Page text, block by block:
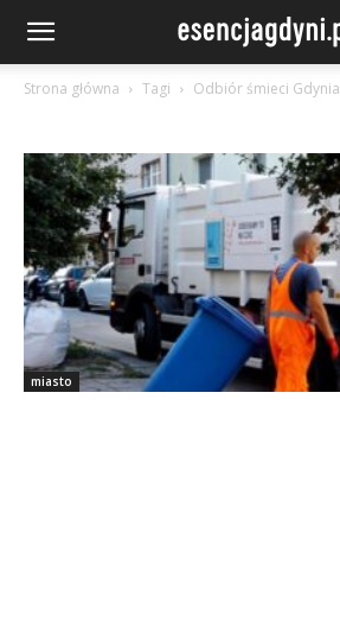
Strona główna Tagi Odbiór śmieci Gdynia
miasto